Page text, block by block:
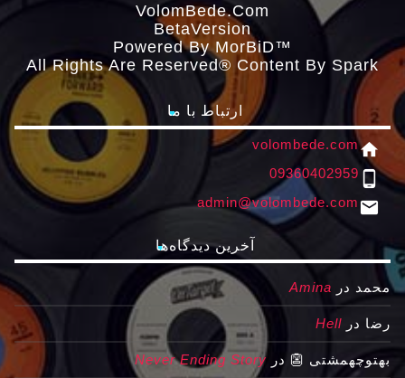
VolomBede.com
ΒetaVersion
Powered By MorBiD™
All Rights Are Reserved® Content By Spark
ارتباط با ما
home
volombede.com
phone_android
09360402959
email
admin@volombede.com
آخرین دیدگاه‌ها
محمد در Amina
رضا در Hell
بهتوچهمشتی 👺 در Never Ending Story